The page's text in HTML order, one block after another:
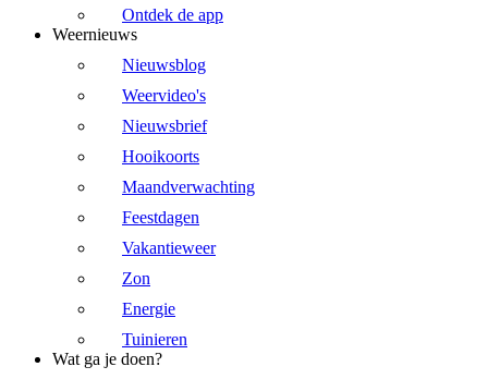
Ontdek de app
Weernieuws
Nieuwsblog
Weervideo's
Nieuwsbrief
Hooikoorts
Maandverwachting
Feestdagen
Vakantieweer
Zon
Energie
Tuinieren
Wat ga je doen?